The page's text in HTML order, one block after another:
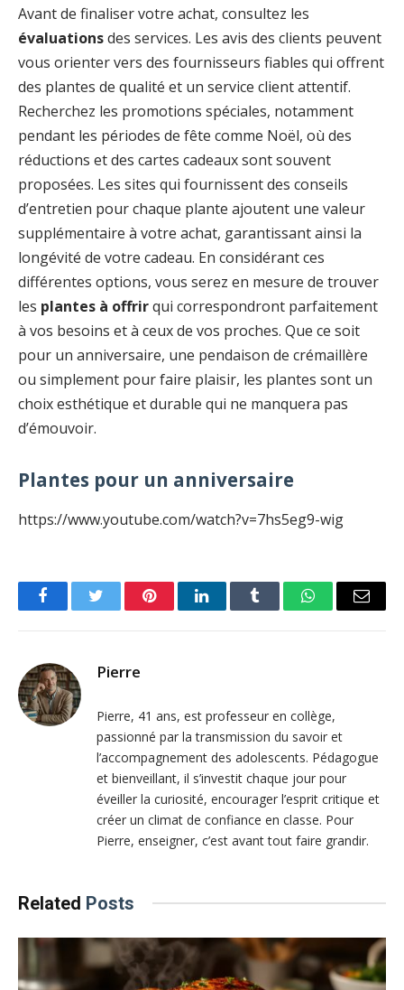
Avant de finaliser votre achat, consultez les
évaluationsdes services. Les avis des clients peuvent
vous orienter vers des fournisseurs fiables qui offrent
des plantes de qualité et un service client attentif.
Recherchez les promotions spéciales, notamment
pendant les périodes de fête comme Noël, où des
réductions et des cartes cadeaux sont souvent
proposées. Les sites qui fournissent des conseils
d’entretien pour chaque plante ajoutent une valeur
supplémentaire à votre achat, garantissant ainsi la
longévité de votre cadeau. En considérant ces
différentes options, vous serez en mesure de trouver
les plantes à offrirqui correspondront parfaitement
à vos besoins et à ceux de vos proches. Que ce soit
pour un anniversaire, une pendaison de crémaillère
ou simplement pour faire plaisir, les plantes sont un
choix esthétique et durable qui ne manquera pas
d’émouvoir.
Plantes pour un anniversaire
https://www.youtube.com/watch?v=7hs5eg9-wig
FacebookTwitter PinterestLinkedInTumblr WhatsAppEmail
Pierre
Pierre, 41 ans, est professeur en collège,
passionné par la transmission du savoir et
l’accompagnement des adolescents. Pédagogue
et bienveillant, il s’investit chaque jour pour
éveiller la curiosité, encourager l’esprit critique et
créer un climat de confiance en classe. Pour
Pierre, enseigner, c’est avant tout faire grandir.
Related Posts